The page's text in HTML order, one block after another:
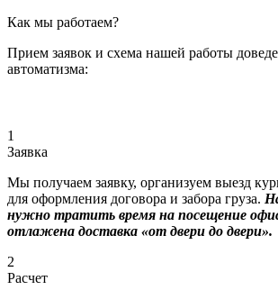
Как мы работаем?
Прием заявок и схема нашей работы
автоматизма:
1
Заявка
Мы получаем заявку, организуем выезд
для оформления договора и забора груза.
нужно тратить время на посещение
отлажена доставка «от двери до двери».
2
Расчет